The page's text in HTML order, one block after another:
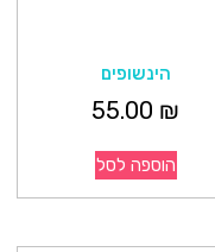
הינשופים
55.00 ₪
הוספה לסל